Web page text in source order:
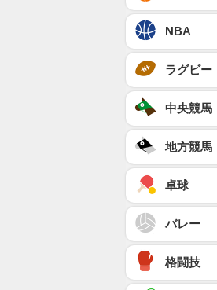
NBA
ラグビー
中央競馬
地方競馬
卓球
バレー
格闘技